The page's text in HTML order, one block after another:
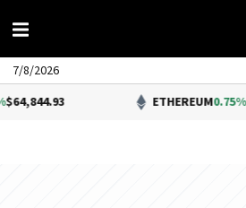
7/8/2026
ETHEREUM 0.75%$1,914.05